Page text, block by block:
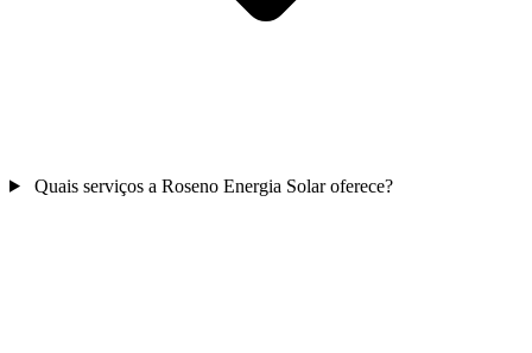
Quais serviços a Roseno Energia Solar oferece?